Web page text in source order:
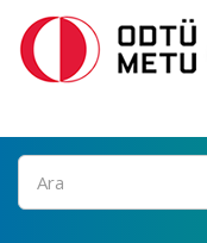
Ara